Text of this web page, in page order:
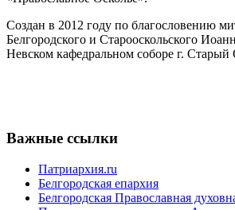
Создан в 2012 году по благословению
Белгородского и Старооскольского
Невском кафедральном соборе г. Старый
Важные ссылки
Патриархия.ru
Белгородская епархия
Белгородская Православная